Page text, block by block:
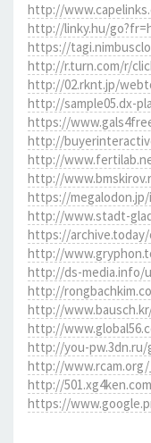
http://
http://linky.hu/
https://
http://r.turn.com/r/
http://02.rknt.jp/
http://sample05.dx-
https://
http://
http://
http://
https://megalodon.jp/
http://www.stadt-
https://archive.today/
http://
http://ds-media.info/
http://
http://
http://
http://you-
http://www.rcam.org/
http://
https://